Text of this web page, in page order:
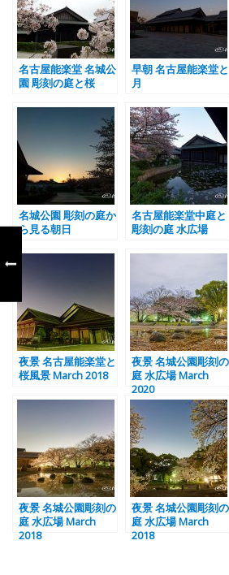
名古屋能楽堂 名城公
園 彫刻の庭と桜
早朝 名古屋能楽堂と
月
名城公園 彫刻の庭か
ら見る朝日
名古屋能楽堂中庭と
彫刻の庭 水広場
夜景 名古屋能楽堂と
桜風景 March 2018
夜景 名城公園彫刻の
庭 水広場 March
2020
夜景 名城公園彫刻の
庭 水広場 March
2018
夜景 名城公園彫刻の
庭 水広場 March
2018